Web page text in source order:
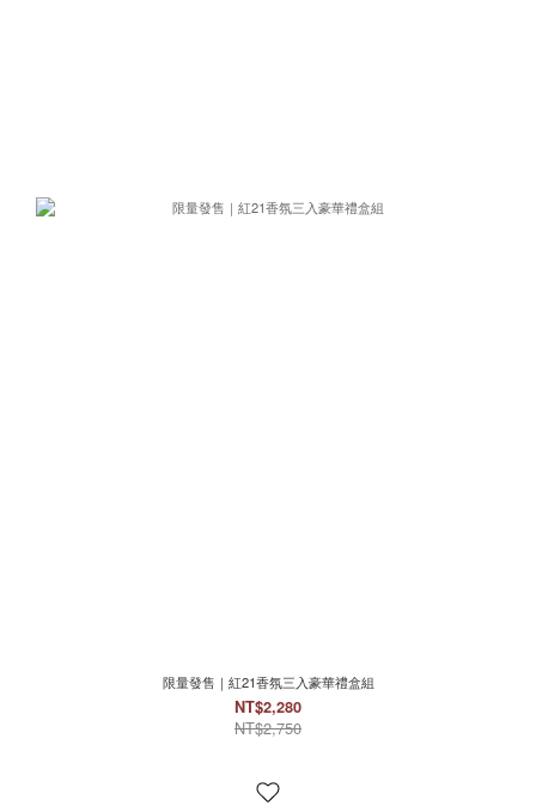
限量發售｜紅21香氛三入豪華禮盒組
NT$2,280
NT$2,750